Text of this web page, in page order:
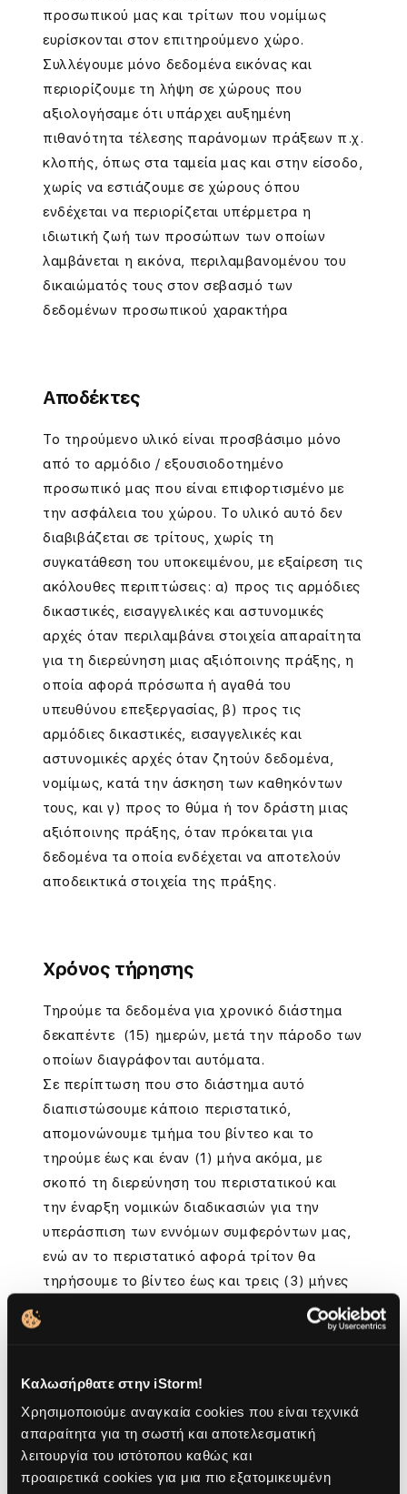
Καλωσήρθατε στην iStorm!
Χρησιμοποιούμε αναγκαία cookies που είναι τεχνικά
απαραίτητα για τη σωστή και αποτελεσματική
λειτουργία του ιστότοπου καθώς και
προαιρετικά cookies για μια πιο εξατομικευμένη
προσωπικού μας και τρίτων που νομίμως
ευρίσκονται στον επιτηρούμενο χώρο.
Συλλέγουμε μόνο δεδομένα εικόνας και
περιορίζουμε τη λήψη σε χώρους που
αξιολογήσαμε ότι υπάρχει αυξημένη
πιθανότητα τέλεσης παράνομων πράξεων π.χ.
κλοπής, όπως στα ταμεία μας και στην είσοδο,
χωρίς να εστιάζουμε σε χώρους όπου
ενδέχεται να περιορίζεται υπέρμετρα η
ιδιωτική ζωή των προσώπων των οποίων
λαμβάνεται η εικόνα, περιλαμβανομένου του
δικαιώματός τους στον σεβασμό των
δεδομένων προσωπικού χαρακτήρα
Αποδέκτες
Το τηρούμενο υλικό είναι προσβάσιμο μόνο
από το αρμόδιο / εξουσιοδοτημένο
προσωπικό μας που είναι επιφορτισμένο με
την ασφάλεια του χώρου. Το υλικό αυτό δεν
διαβιβάζεται σε τρίτους, χωρίς τη
συγκατάθεση του υποκειμένου, με εξαίρεση τις
ακόλουθες περιπτώσεις: α) προς τις αρμόδιες
δικαστικές, εισαγγελικές και αστυνομικές
αρχές όταν περιλαμβάνει στοιχεία απαραίτητα
για τη διερεύνηση μιας αξιόποινης πράξης, η
οποία αφορά πρόσωπα ή αγαθά του
υπευθύνου επεξεργασίας, β) προς τις
αρμόδιες δικαστικές, εισαγγελικές και
αστυνομικές αρχές όταν ζητούν δεδομένα,
νομίμως, κατά την άσκηση των καθηκόντων
τους, και γ) προς το θύμα ή τον δράστη μιας
αξιόποινης πράξης, όταν πρόκειται για
δεδομένα τα οποία ενδέχεται να αποτελούν
αποδεικτικά στοιχεία της πράξης.
Χρόνος τήρησης
Τηρούμε τα δεδομένα για χρονικό διάστημα
δεκαπέντε (15) ημερών, μετά την πάροδο των
οποίων διαγράφονται αυτόματα.
Σε περίπτωση που στο διάστημα αυτό
διαπιστώσουμε κάποιο περιστατικό,
απομονώνουμε τμήμα του βίντεο και το
τηρούμε έως και έναν (1) μήνα ακόμα, με
σκοπό τη διερεύνηση του περιστατικού και
την έναρξη νομικών διαδικασιών για την
υπεράσπιση των εννόμων συμφερόντων μας,
ενώ αν το περιστατικό αφορά τρίτον θα
τηρήσουμε το βίντεο έως και τρεις (3) μήνες
Δικαιώματα των υποκειμένων των
δεδομένων
Τα υποκείμενα των δεδομένων έχουν τα εξής
δικαιώματα: